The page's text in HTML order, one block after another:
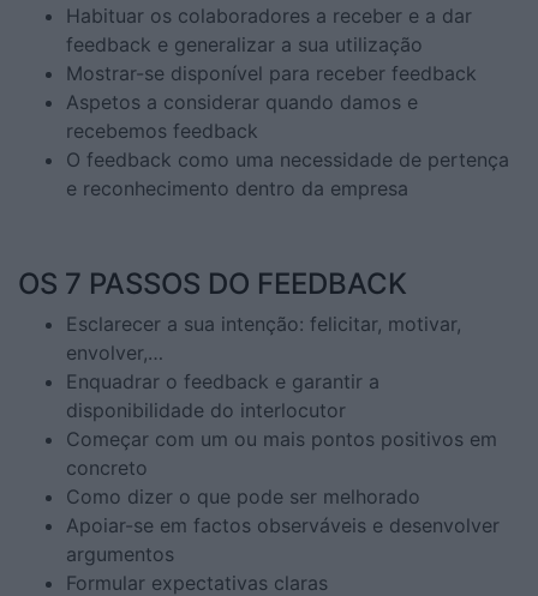
Habituar os colaboradores a receber e a dar
feedback e generalizar a sua utilização
Mostrar-se disponível para receber feedback
Aspetos a considerar quando damos e
recebemos feedback
O feedback como uma necessidade de pertença
e reconhecimento dentro da empresa
OS 7 PASSOS DO FEEDBACK
Esclarecer a sua intenção: felicitar, motivar,
envolver,…
Enquadrar o feedback e garantir a
disponibilidade do interlocutor
Começar com um ou mais pontos positivos em
concreto
Como dizer o que pode ser melhorado
Apoiar-se em factos observáveis e desenvolver
argumentos
Formular expectativas claras